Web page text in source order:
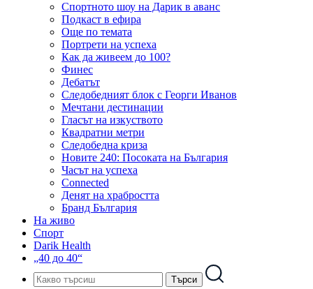
Спортното шоу на Дарик в аванс
Подкаст в ефира
Още по темата
Портрети на успеха
Как да живеем до 100?
Финес
Дебатът
Следобедният блок с Георги Иванов
Мечтани дестинации
Гласът на изкуството
Квадратни метри
Следобедна криза
Новите 240: Посоката на България
Часът на успеха
Connected
Денят на храбростта
Бранд България
На живо
Спорт
Darik Health
„40 до 40“